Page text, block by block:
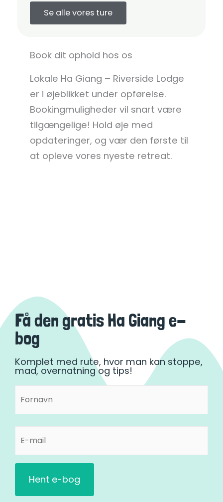
Se alle vores ture
Book dit ophold hos os
Lokale Ha Giang – Riverside Lodge
er i øjeblikket under opførelse.
Bookingmuligheder vil snart være
tilgængelige! Hold øje med
opdateringer, og vær den første til
at opleve vores nyeste retreat.
Få den gratis Ha Giang e-
bog
Komplet med rute, hvor man kan stoppe,
mad, overnatning og tips!
Fornavn
(Påkrævet)